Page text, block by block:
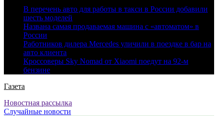
В перечень авто для работы в такси в России добавили
шесть моделей
Названа самая продаваемая машина с «автоматом» в
России
Работников дилера Mercedes уличили в поездке в бар на
авто клиента
Кроссоверы Sky Nomad от Xiaomi поедут на 92-м
бензине
Газета
Новостная рассылка
Случайные новости